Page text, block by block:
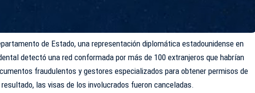
de Estado, una representación diplomática estadounidense en
detectó una red conformada por más de 100 extranjeros que habrían
fraudulentos y gestores especializados para obtener permisos de
resultado, las visas de los involucrados fueron canceladas.